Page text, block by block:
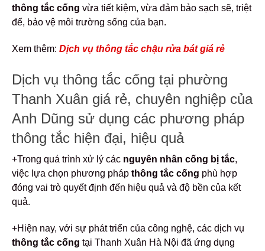
thông tắc cống vừa tiết kiệm, vừa đảm bảo sạch sẽ, triệt
để, bảo vệ môi trường sống của bạn.
Xem thêm: Dịch vụ thông tắc chậu rửa bát giá rẻ
Dịch vụ thông tắc cống tại phường
Thanh Xuân giá rẻ, chuyên nghiệp của
Anh Dũng sử dụng các phương pháp
thông tắc hiện đại, hiệu quả
+Trong quá trình xử lý các nguyên nhân cống bị tắc,
việc lựa chọn phương pháp thông tắc cống phù hợp
đóng vai trò quyết định đến hiệu quả và độ bền của kết
quả.
+Hiện nay, với sự phát triển của công nghệ, các dịch vụ
thông tắc cống tại Thanh Xuân Hà Nội đã ứng dụng